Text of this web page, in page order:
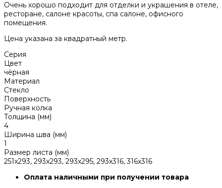
Очень хорошо подходит для отделки и украшения в отеле,
ресторане, салоне красоты, спа салоне, офисного
помещения.
Цена указана за квадратный метр.
Серия
Цвет
чёрная
Материал
Стекло
Поверхность
Ручная колка
Толщина (мм)
4
Ширина шва (мм)
1
Размер листа (мм)
251x293, 293x293, 293x295, 293x316, 316x316
Оплата наличными при получении товара